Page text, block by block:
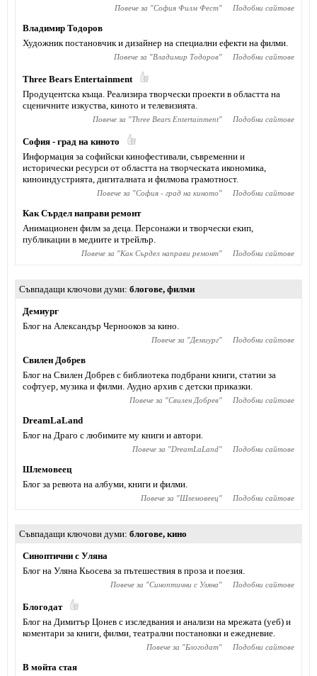
Повече за "София Филм Фест" Подобни сайтове
Владимир Тодоров
Художник постановчик и дизайнер на специални ефекти на филми.
Повече за "Владимир Тодоров" Подобни сайтове
Тhree Bears Entertainment
Продуцентска къща. Реализира творчески проекти в областта на
сценичните изкуства, киното и телевизията.
Повече за "Тhree Bears Entertainment" Подобни сайтове
София - град на киното
Информация за софийски кинофестивали, съвременни и
исторически ресурси от областта на творческата икономика,
киноиндустрията, дигиталната и филмова грамотност.
Повече за "София - град на киното" Подобни сайтове
Как Сърдел направи ремонт
Анимационен филм за деца. Персонажи и творчески екип,
публикации в медиите и трейлър.
Повече за "Как Сърдел направи ремонт" Подобни сайтове
Съвпадащи ключови думи блогове, филми
Демиург
Блог на Александър Чернооков за кино.
Повече за "Демиург" Подобни сайтове
Свилен Добрев
Блог на Свилен Добрев с библиотека подбрани книги, статии за
софтуер, музика и филми. Аудио архив с детски приказки.
Повече за "Свилен Добрев" Подобни сайтове
DreamLaLand
Блог на Драго с любимите му книги и автори.
Повече за "DreamLaLand" Подобни сайтове
Шлемовеец
Блог за ревюта на албуми, книги и филми.
Повече за "Шлемовеец" Подобни сайтове
Съвпадащи ключови думи блогове, кино
Синоптични с Уляна
Блог на Уляна Кьосева за пътешествия в проза и поезия.
Повече за "Синоптични с Уляна" Подобни сайтове
Блогодат
Блог на Димитър Цонев с изследвания и анализи на мрежата (уеб) и
коментари за книги, филми, театрални постановки и ежедневие.
Повече за "Блогодат" Подобни сайтове
В мойта стая